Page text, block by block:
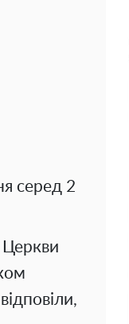
серед 2
Церкви